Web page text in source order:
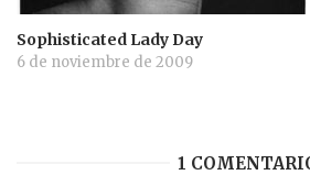
Sophisticated Lady Day
6 de noviembre de 2009
1